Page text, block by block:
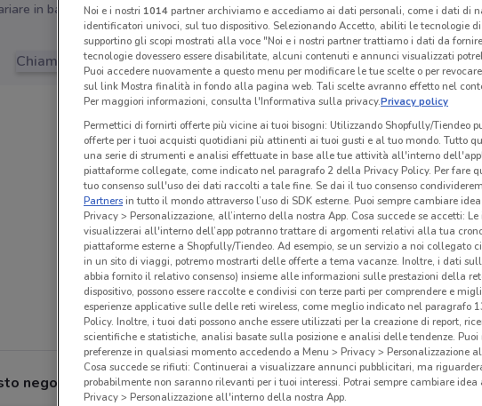
in base agli ultimi provvedimenti regionali o nazionali. Verifica l’accuratezza
Chiama il negozio
negozio
Noi e i nostri 1014partner archiviamo e accediamo ai dati personali, come i dati di
identificatori univoci, sul tuo dispositivo. Selezionando Accetto, abiliti le tecnologie
supportino gli scopi mostrati alla voce "Noi e i nostri partner trattiamo i dati da
tecnologie dovessero essere disabilitate, alcuni contenuti e annunci visualizzati
Puoi accedere nuovamente a questo menu per modificare le tue scelte o per
sul link Mostra finalità in fondo alla pagina web. Tali scelte avranno effetto nel
Per maggiori informazioni, consulta l'Informativa sulla privacy.Privacy policy
Permettici di fornirti offerte più vicine ai tuoi bisogni: Utilizzando Shopfully/Tiendeo
offerte per i tuoi acquisti quotidiani più attinenti ai tuoi gusti e al tuo mondo. Tutto
una serie di strumenti e analisi effettuate in base alle tue attività all'interno
piattaforme collegate, come indicato nel paragrafo 2 della Privacy Policy. Per fare
tuo consenso sull'uso dei dati raccolti a tale fine. Se dai il tuo consenso
Partnersin tutto il mondo attraverso l’uso di SDK esterne. Puoi sempre cambiare
Privacy > Personalizzazione, all’interno della nostra App. Cosa succede se accetti:
visualizzerai all'interno dell’app potranno trattare di argomenti relativi alla tua
piattaforme esterne a Shopfully/Tiendeo. Ad esempio, se un servizio a noi collegato
in un sito di viaggi, potremo mostrarti delle offerte a tema vacanze. Inoltre, i dati
abbia fornito il relativo consenso) insieme alle informazioni sulle prestazioni della
dispositivo, possono essere raccolte e condivisi con terze parti per comprendere e
esperienze applicative sulle delle reti wireless, come meglio indicato nel paragrafo
Policy. Inoltre, i tuoi dati possono anche essere utilizzati per la creazione di report,
scientifiche e statistiche, analisi basate sulla posizione e analisi delle tendenze.
preferenze in qualsiasi momento accedendo a Menu > Privacy > Personalizzazione
Cosa succede se rifiuti: Continuerai a visualizzare annunci pubblicitari, ma
probabilmente non saranno rilevanti per i tuoi interessi. Potrai sempre cambiare idea
Privacy > Personalizzazione all'interno della nostra App.